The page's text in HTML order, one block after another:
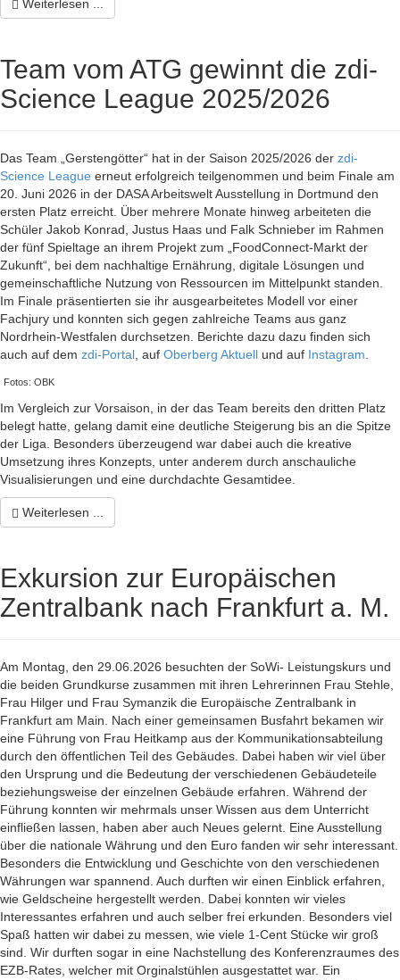
Weiterlesen ...
Team vom ATG gewinnt die zdi-
Science League 2025/2026
Das Team „Gerstengötter“ hat in der Saison 2025/2026 der zdi-
Science League erneut erfolgreich teilgenommen und beim Finale am
20. Juni 2026 in der DASA Arbeitswelt Ausstellung in Dortmund den
ersten Platz erreicht. Über mehrere Monate hinweg arbeiteten die
Schüler Jakob Konrad, Justus Haas und Falk Schnieber im Rahmen
der fünf Spieltage an ihrem Projekt zum „FoodConnect-Markt der
Zukunft“, bei dem nachhaltige Ernährung, digitale Lösungen und
gemeinschaftliche Nutzung von Ressourcen im Mittelpunkt standen.
Im Finale präsentierten sie ihr ausgearbeitetes Modell vor einer
Fachjury und konnten sich gegen zahlreiche Teams aus ganz
Nordrhein-Westfalen durchsetzen. Berichte dazu dazu finden sich
auch auf dem zdi-Portal , auf Oberberg Aktuell und auf Instagram
Fotos: OBK
Im Vergleich zur Vorsaison, in der das Team bereits den dritten Platz
belegt hatte, gelang damit eine deutliche Steigerung bis an die Spitze
der Liga. Besonders überzeugend war dabei auch die kreative
Umsetzung ihres Konzepts, unter anderem durch anschauliche
Visualisierungen und eine durchdachte Gesamtidee.
Weiterlesen ...
Exkursion zur Europäischen
Zentralbank nach Frankfurt a. M.
Am Montag, den 29.06.2026 besuchten der SoWi- Leistungskurs und
die beiden Grundkurse zusammen mit ihren Lehrerinnen Frau Stehle,
Frau Hilger und Frau Symanzik die Europäische Zentralbank in
Frankfurt am Main. Nach einer gemeinsamen Busfahrt bekamen wir
eine Führung von Frau Heitkamp aus der Kommunikationsabteilung
durch den öffentlichen Teil des Gebäudes. Dabei haben wir viel über
den Ursprung und die Bedeutung der verschiedenen Gebäudeteile
beziehungsweise der einzelnen Gebäude erfahren. Während der
Führung konnten wir mehrmals unser Wissen aus dem Unterricht
einfließen lassen, haben aber auch Neues gelernt. Eine Ausstellung
über die nationale Währung und den Euro fanden wir sehr interessant.
Besonders die Entwicklung und Geschichte von den verschiedenen
Währungen war spannend. Auch durften wir einen Einblick erfahren,
wie Geldscheine hergestellt werden. Dabei konnten wir vieles
Interessantes erfahren und auch selber frei erkunden. Besonders viel
Spaß hatten wir dabei zu messen, wie viele 1-Cent Stücke wir groß
sind. Wir durften sogar in eine Nachstellung des Konferenzraumes des
EZB-Rates, welcher mit Orginalstühlen ausgestattet war. Ein